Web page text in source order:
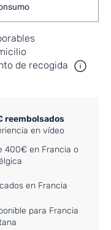
de recogida
reembolsados
en vídeo
400€ en Francia o
en Francia
para Francia